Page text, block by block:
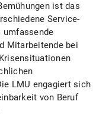
ist das
Service-
Mitarbeitende bei
LMU engagiert sich
von Beruf